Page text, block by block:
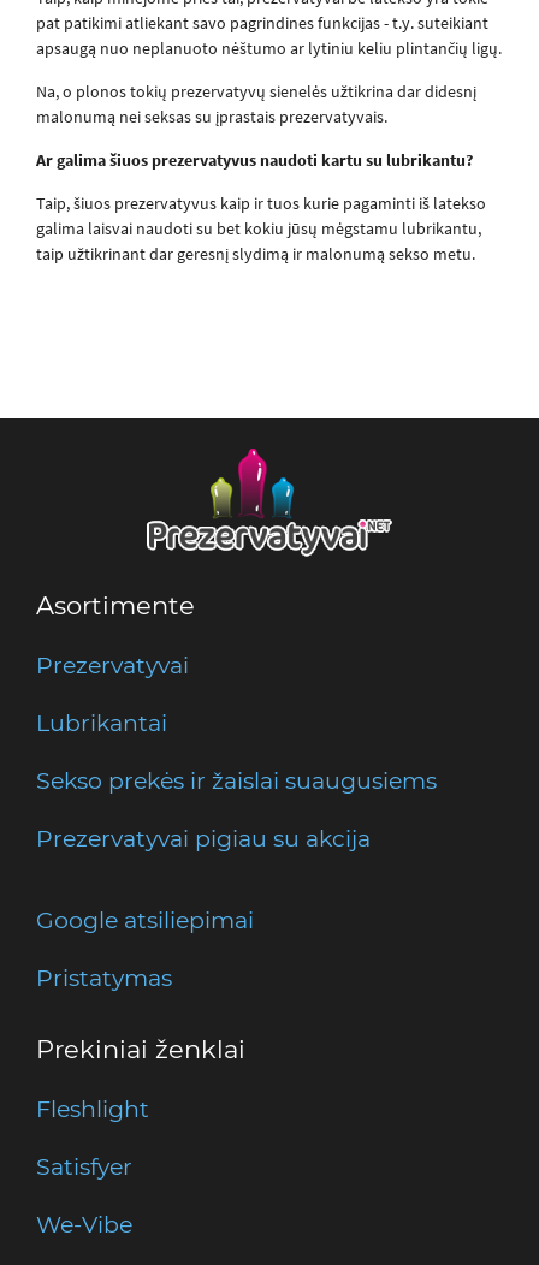
pat patikimi atliekant savo pagrindines funkcijas - t.y. suteikiant
apsaugą nuo neplanuoto nėštumo ar lytiniu keliu plintančių ligų.
Na, o plonos tokių prezervatyvų sienelės užtikrina dar didesnį
malonumą nei seksas su įprastais prezervatyvais.
Ar galima šiuos prezervatyvus naudoti kartu su lubrikantu?
Taip, šiuos prezervatyvus kaip ir tuos kurie pagaminti iš latekso
galima laisvai naudoti su bet kokiu jūsų mėgstamu lubrikantu,
taip užtikrinant dar geresnį slydimą ir malonumą sekso metu.
Asortimente
Prezervatyvai
Lubrikantai
Sekso prekės ir žaislai suaugusiems
Prezervatyvai pigiau su akcija
Google atsiliepimai
Pristatymas
Prekiniai ženklai
Fleshlight
Satisfyer
We-Vibe